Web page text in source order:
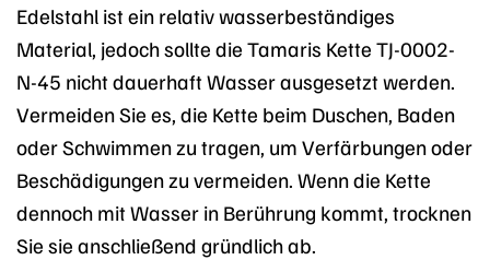
Edelstahl ist ein relativ wasserbeständiges
Material, jedoch sollte die Tamaris Kette TJ-0002-
N-45 nicht dauerhaft Wasser ausgesetzt werden.
Vermeiden Sie es, die Kette beim Duschen, Baden
oder Schwimmen zu tragen, um Verfärbungen oder
Beschädigungen zu vermeiden. Wenn die Kette
dennoch mit Wasser in Berührung kommt, trocknen
Sie sie anschließend gründlich ab.